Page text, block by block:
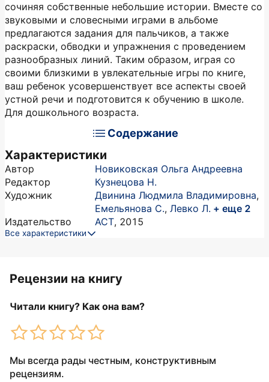
сочиняя собственные небольшие истории. Вместе со
звуковыми и словесными играми в альбоме
предлагаются задания для пальчиков, а также
раскраски, обводки и упражнения с проведением
разнообразных линий. Таким образом, играя со
своими близкими в увлекательные игры по книге,
ваш ребенок усовершенствует все аспекты своей
устной речи и подготовится к обучению в школе.
Для дошкольного возраста.
Содержание
Характеристики
Автор
Новиковская Ольга Андреевна
Редактор
Кузнецова Н.
Художник
Двинина Людмила Владимировна,
Емельянова С., Левко Л. + еще 2
Издательство
АСТ, 2015
Все характеристики
Рецензии на книгу
Читали книгу? Как она вам?
Мы всегда рады честным, конструктивным
рецензиям.